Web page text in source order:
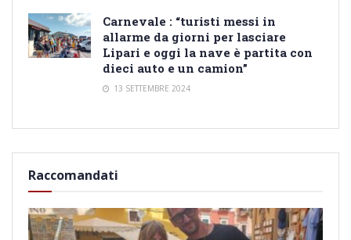
Carnevale : “turisti messi in
allarme da giorni per lasciare
Lipari e oggi la nave è partita con
dieci auto e un camion”
13 SETTEMBRE 2024
Raccomandati